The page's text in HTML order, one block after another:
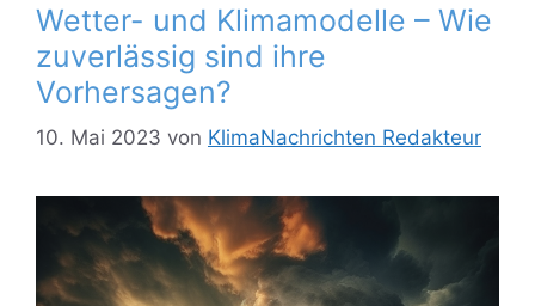
Wetter- und Klimamodelle – Wie
zuverlässig sind ihre
Vorhersagen?
10. Mai 2023 von KlimaNachrichten Redakteur